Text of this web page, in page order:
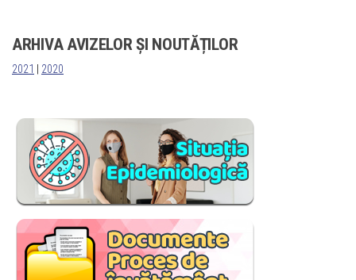
ARHIVA AVIZELOR ȘI NOUTĂȚILOR
2021 2020